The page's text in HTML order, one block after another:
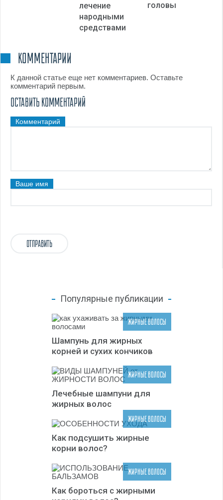
лечение
народными
средствами
головы
КОММЕНТАРИИ
К данной статье еще нет комментариев. Оставьте
комментарий первым.
ОСТАВИТЬ КОММЕНТАРИЙ
Комментарий
Ваше имя
Популярные публикации
ЖИРНЫЕ ВОЛОСЫ
Шампунь для жирных
корней и сухих кончиков
ЖИРНЫЕ ВОЛОСЫ
Лечебные шампуни для
жирных волос
ЖИРНЫЕ ВОЛОСЫ
Как подсушить жирные
корни волос?
ЖИРНЫЕ ВОЛОСЫ
Как бороться с жирными